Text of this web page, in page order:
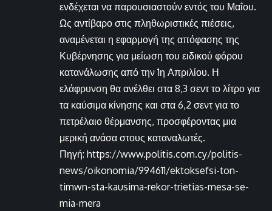
ενδέχεται να παρουσιαστούν εντός του Μαΐου.
Ως αντίβαρο στις πληθωριστικές πιέσεις,
αναμένεται η εφαρμογή της απόφασης της
Κυβέρνησης για μείωση του ειδικού φόρου
κατανάλωσης από την 1η Απριλίου. Η
ελάφρυνση θα ανέλθει στα 8,3 σεντ το λίτρο για
τα καύσιμα κίνησης και στα 6,2 σεντ για το
πετρέλαιο θέρμανσης, προσφέροντας μια
μερική ανάσα στους καταναλωτές.
Πηγή: https://www.politis.com.cy/politis-
news/oikonomia/994611/ektoksefsi-ton-
timwn-sta-kausima-rekor-trietias-mesa-se-
mia-mera